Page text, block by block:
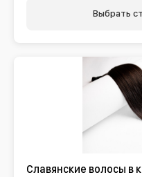
Выбрать
Славянские волосы в